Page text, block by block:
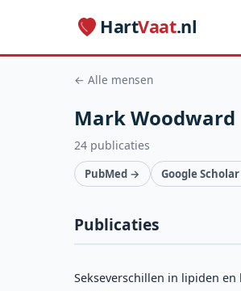
HartVaat.nl
← Alle mensen
Mark Woodward
24 publicaties
PubMed → Google
Publicaties
Sekseverschillen in lipiden